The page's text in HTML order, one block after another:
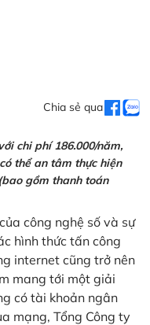
Chia sẻ qua
chi phí 186.000/năm,
thể an tâm thực hiện
gồm thanh toán
công nghệ số và sự
hình thức tấn công
internet cũng trở nên
mang tới một giải
có tài khoản ngân
mạng, Tổng Công ty